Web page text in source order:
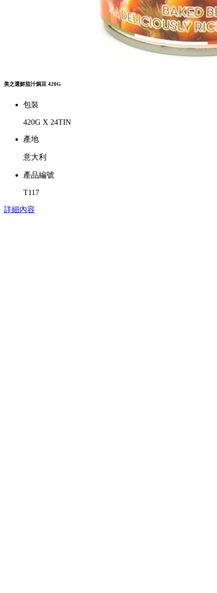
美之選鮮茄汁焗豆 420G
包裝
420G X 24TIN
產地
意大利
產品編號
T117
詳細內容